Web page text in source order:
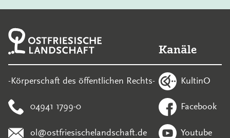
-Körperschaft des öffentlichen Rechts-
04941 1799-0
ol@ostfriesischelandschaft.de
Kanäle
KultinO
Facebook
Youtube